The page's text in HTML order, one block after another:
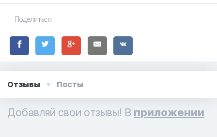
Поделиться:
Отзывы Посты
Добавляй свои отзывы! В приложении